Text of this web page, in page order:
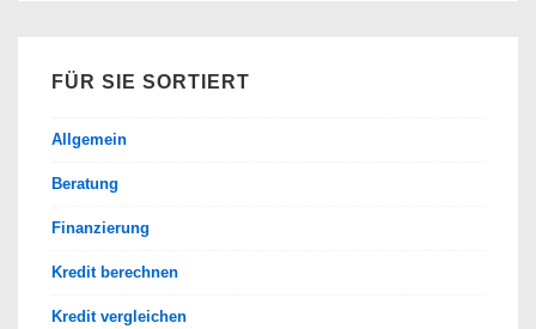
FÜR SIE SORTIERT
Allgemein
Beratung
Finanzierung
Kredit berechnen
Kredit vergleichen